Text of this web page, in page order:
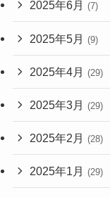
2025年6月 (7)
2025年5月 (9)
2025年4月 (29)
2025年3月 (29)
2025年2月 (28)
2025年1月 (29)